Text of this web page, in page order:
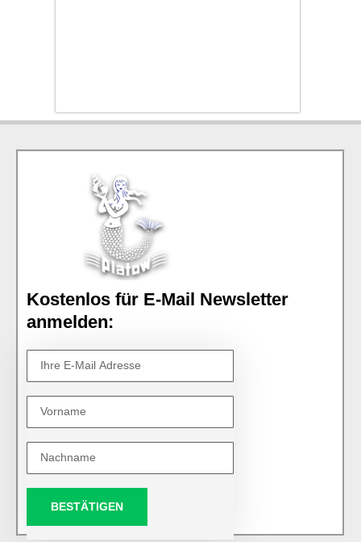
Kostenlos für E-Mail Newsletter
anmelden:
BESTÄTIGEN